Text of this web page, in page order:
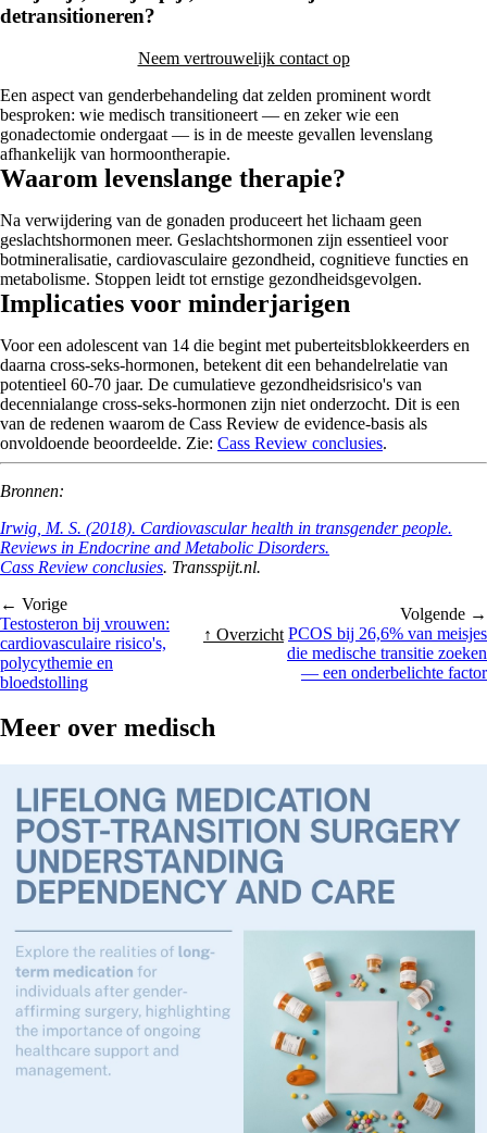
detransitioneren?
Neem vertrouwelijk contact op
Een aspect van genderbehandeling dat zelden prominent wordt
besproken: wie medisch transitioneert — en zeker wie een
gonadectomie ondergaat — is in de meeste gevallen levenslang
afhankelijk van hormoontherapie.
Waarom levenslange therapie?
Na verwijdering van de gonaden produceert het lichaam geen
geslachtshormonen meer. Geslachtshormonen zijn essentieel voor
botmineralisatie, cardiovasculaire gezondheid, cognitieve functies en
metabolisme. Stoppen leidt tot ernstige gezondheidsgevolgen.
Implicaties voor minderjarigen
Voor een adolescent van 14 die begint met puberteitsblokkeerders en
daarna cross-seks-hormonen, betekent dit een behandelrelatie van
potentieel 60-70 jaar. De cumulatieve gezondheidsrisico's van
decennialange cross-seks-hormonen zijn niet onderzocht. Dit is een
van de redenen waarom de Cass Review de evidence-basis als
onvoldoende beoordeelde. Zie: Cass Review conclusies.
Bronnen:
Irwig, M. S. (2018). Cardiovascular health in transgender people.
Reviews in Endocrine and Metabolic Disorders.
Cass Review conclusies. Transspijt.nl.
← Vorige
Testosteron bij vrouwen:
cardiovasculaire risico's,
polycythemie en
bloedstolling
↑ Overzicht
Volgende →
PCOS bij 26,6% van meisjes
die medische transitie zoeken
— een onderbelichte factor
Meer over medisch